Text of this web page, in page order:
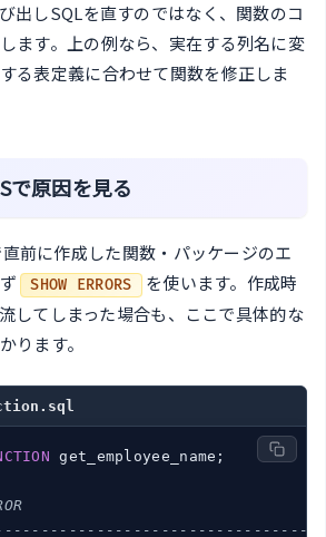
出しSQLを直すのではなく、関数のコ
ます。上の例なら、実在する列名に変
る表定義に合わせて関数を修正しま
で原因を見る
前に作成した関数・パッケージのエ
SHOW ERRORS
を使います。作成時
してしまった場合も、ここで具体的な
ります。
get_employee_name;